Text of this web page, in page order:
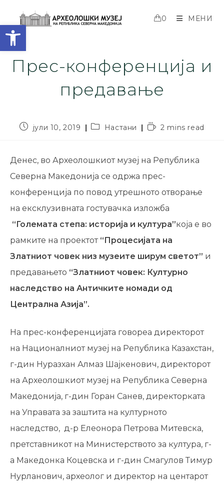
Open toolbar
0 МЕНИ
Прес-конференција и
предавање
јули 10, 2019 Настани 2 mins read
Денес, во Археолошкиот музеј на Република
Северна Македонија се одржа прес-
конференција по повод утрешното отворање
на ексклузивната гостувачка изложба
“Големата степа: историја и култура”која е во
рамките на проектот “Процесијата на
Златниот човек низ музеите ширум светот” и
предавањето “Златниот човек: Културно
наследство на Античките номади од
Централна Азија”.
На прес-конференцијата говореа директорот
на Националниот музеј на Република Казахстан,
г-дин Нуразхан Алмаз Шајкенович, директорот
на Археолошкиот музеј на Република Северна
Македонија, г-дин Горан Санев, директорката
на Управата за заштита на културното
наследство, д-р Елеонора Петрова Митевска,
претставникот на Министерството за култура, г-
а Македонка Коцевска и г-дин Смагулов Тимур
Нурланович, археолог и директор на центарот